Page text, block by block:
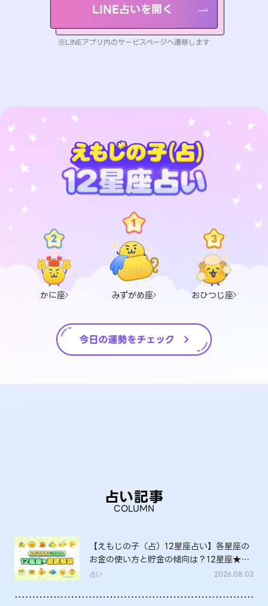
LINE占いを開く
※LINEアプリ内のサービスページへ遷移します
かに座 みずがめ座 おひつじ座
占い記事
COLUMN
【えもじの子（占）12星座占い】各星座の
お金の使い方と貯金の傾向は？12星座★徹
底解説
占い 2026.08.03